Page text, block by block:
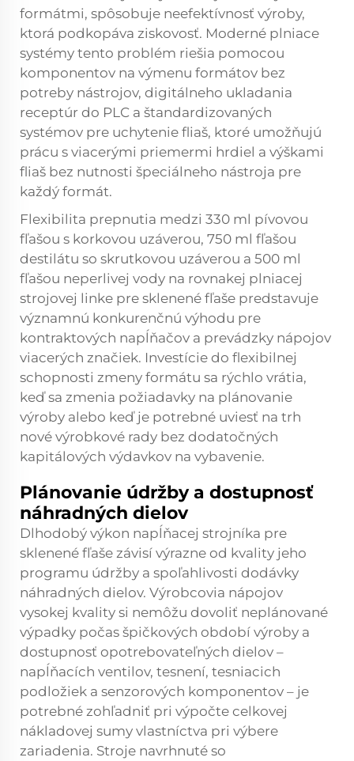
formátmi, spôsobuje neefektívnosť výroby,
ktorá podkopáva ziskovosť. Moderné plniace
systémy tento problém riešia pomocou
komponentov na výmenu formátov bez
potreby nástrojov, digitálneho ukladania
receptúr do PLC a štandardizovaných
systémov pre uchytenie fliaš, ktoré umožňujú
prácu s viacerými priemermi hrdiel a výškami
fliaš bez nutnosti špeciálneho nástroja pre
každý formát.
Flexibilita prepnutia medzi 330 ml pívovou
fľašou s korkovou uzáverou, 750 ml fľašou
destilátu so skrutkovou uzáverou a 500 ml
fľašou neperlivej vody na rovnakej plniacej
strojovej linke pre sklenené fľaše predstavuje
významnú konkurenčnú výhodu pre
kontraktových napĺňačov a prevádzky nápojov
viacerých značiek. Investície do flexibilnej
schopnosti zmeny formátu sa rýchlo vrátia,
keď sa zmenia požiadavky na plánovanie
výroby alebo keď je potrebné uviesť na trh
nové výrobkové rady bez dodatočných
kapitálových výdavkov na vybavenie.
Plánovanie údržby a dostupnosť
náhradných dielov
Dlhodobý výkon napĺňacej strojníka pre
sklenené fľaše závisí výrazne od kvality jeho
programu údržby a spoľahlivosti dodávky
náhradných dielov. Výrobcovia nápojov
vysokej kvality si nemôžu dovoliť neplánované
výpadky počas špičkových období výroby a
dostupnosť opotrebovateľných dielov –
napĺňacích ventilov, tesnení, tesniacich
podložiek a senzorových komponentov – je
potrebné zohľadniť pri výpočte celkovej
nákladovej sumy vlastníctva pri výbere
zariadenia. Stroje navrhnuté so